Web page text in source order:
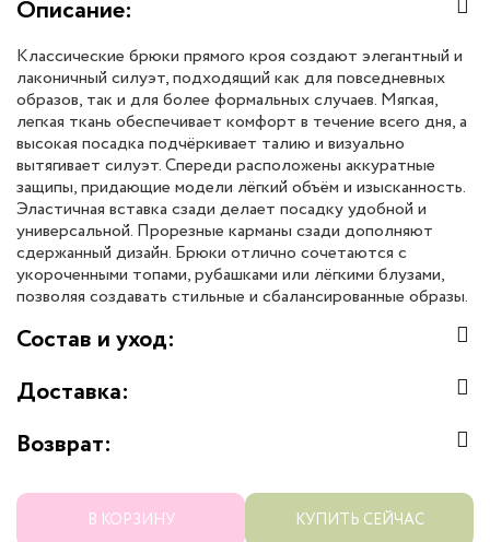
В КОРЗИНУ КУПИТЬ СЕЙЧАС
Описание:
Классические брюки прямого кроя создают элегантный и
лаконичный силуэт, подходящий как для повседневных
образов, так и для более формальных случаев. Мягкая,
легкая ткань обеспечивает комфорт в течение всего дня, а
высокая посадка подчёркивает талию и визуально
вытягивает силуэт. Спереди расположены аккуратные
защипы, придающие модели лёгкий объём и изысканность.
Эластичная вставка сзади делает посадку удобной и
универсальной. Прорезные карманы сзади дополняют
сдержанный дизайн. Брюки отлично сочетаются с
укороченными топами, рубашками или лёгкими блузами,
позволяя создавать стильные и сбалансированные образы.
Состав и уход:
Доставка:
Возврат: